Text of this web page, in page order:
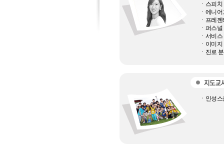
ㆍ스피
ㆍ에니
ㆍ프레
ㆍ퍼스
ㆍ서비
ㆍ이미
ㆍ진로
ㆍ인성